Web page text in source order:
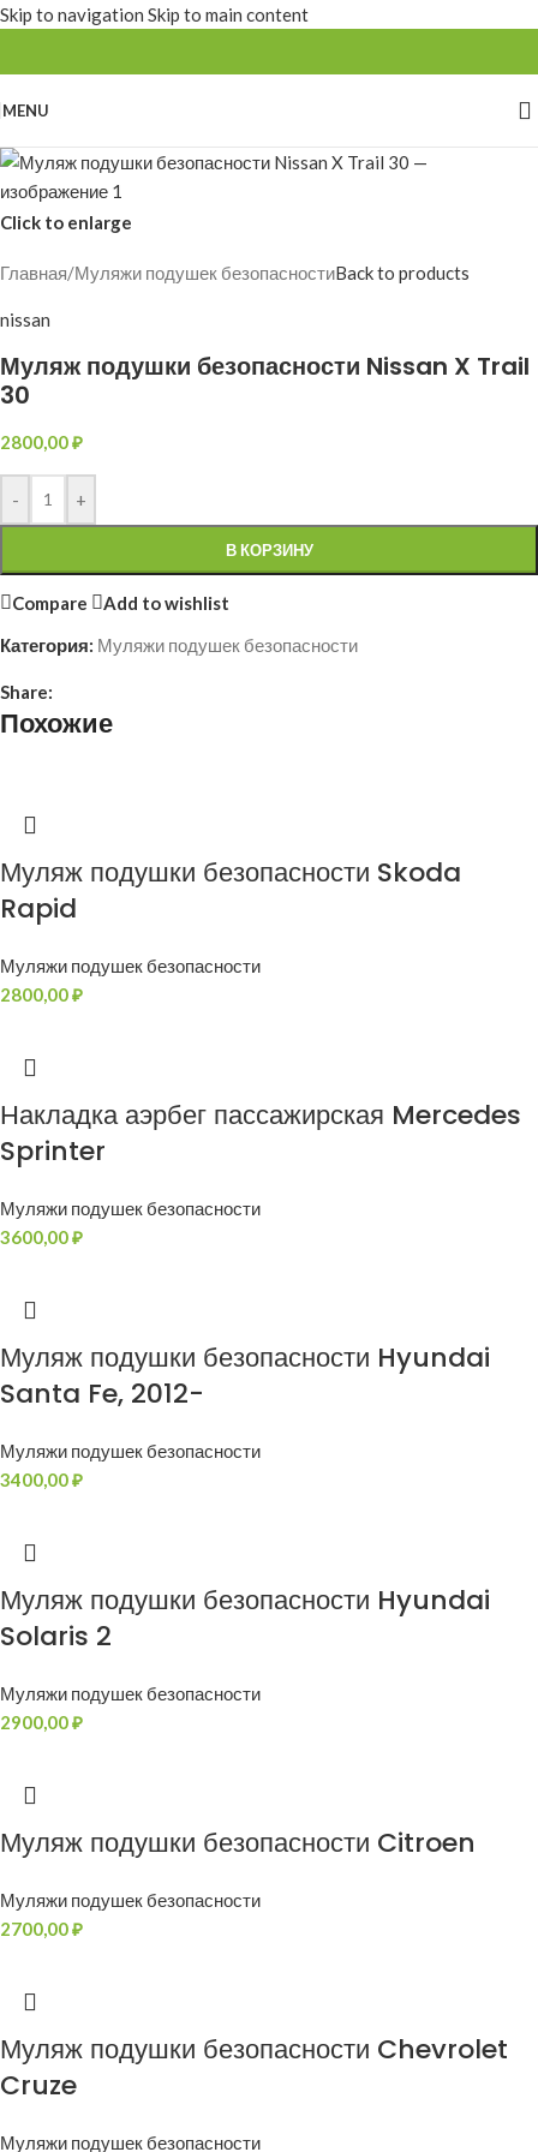
Skip to navigation Skip to main content
MENU
Click to enlarge
Главная/Муляжи подушек безопасностиBack to products
nissan
Муляж подушки безопасности Nissan X Trail
30
2800,00₽
- +
В КОРЗИНУ
Compare
Add to wishlist
Категория: Муляжи подушек безопасности
Share:
Похожие
Муляж подушки безопасности Skoda
Rapid
Муляжи подушек безопасности
2800,00₽
Накладка аэрбег пассажирская Mercedes
Sprinter
Муляжи подушек безопасности
3600,00₽
Муляж подушки безопасности Hyundai
Santa Fe, 2012-
Муляжи подушек безопасности
3400,00₽
Муляж подушки безопасности Hyundai
Solaris 2
Муляжи подушек безопасности
2900,00₽
Муляж подушки безопасности Citroen
Муляжи подушек безопасности
2700,00₽
Муляж подушки безопасности Chevrolet
Cruze
Муляжи подушек безопасности